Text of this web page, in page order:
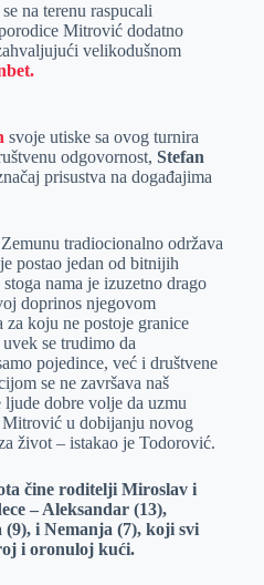
na terenu raspucali
Mitrović dodatno
velikodušnom
svoje utiske sa ovog turnira
odgovornost, Stefan
prisustva na događajima
tradiocionalno održava
postao jedan od bitnijih
nama je izuzetno drago
doprinos njegovom
koju ne postoje granice
se trudimo da
pojedince, već i društvene
se ne završava naš
ljude dobre volje da uzmu
u dobijanju novog
život – istakao je Todorović.
čine roditelji Miroslav i
– Aleksandar (13),
i Nemanja (7), koji svi
i oronuloj kući.